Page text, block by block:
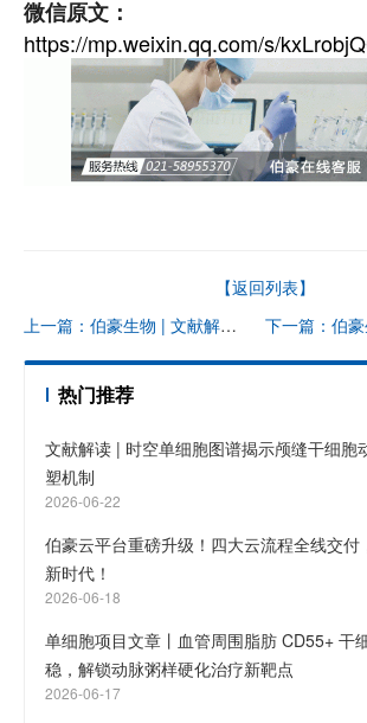
微信原文：
https://mp.weixin.qq.com/s/
【返回列表】
上一篇：伯豪生物 | 文献解读：不看不行 |IF>11 长什么样？思路清晰的干细胞研究
热门推荐
文献解读 | 时空单细胞图谱揭示颅缝干细胞
塑机制
2026-06-22
伯豪云平台重磅升级！四大云流程全线交付
新时代！
2026-06-18
单细胞项目文章丨血管周围脂肪 CD55+ 干
稳，解锁动脉粥样硬化治疗新靶点
2026-06-17